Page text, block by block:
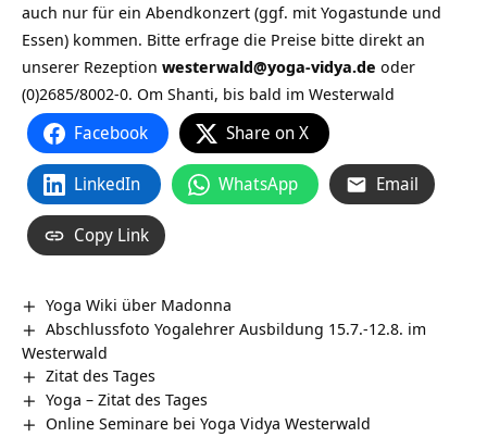
auch nur für ein Abendkonzert (ggf. mit Yogastunde und
Essen) kommen. Bitte erfrage die Preise bitte direkt an
unserer Rezeption westerwald@yoga-vidya.de oder
(0)2685/8002-0. Om Shanti, bis bald im Westerwald
Facebook Share on X
LinkedIn WhatsApp Email
Copy Link
Yoga Wiki über Madonna
Abschlussfoto Yogalehrer Ausbildung 15.7.-12.8. im
Westerwald
Zitat des Tages
Yoga – Zitat des Tages
Online Seminare bei Yoga Vidya Westerwald